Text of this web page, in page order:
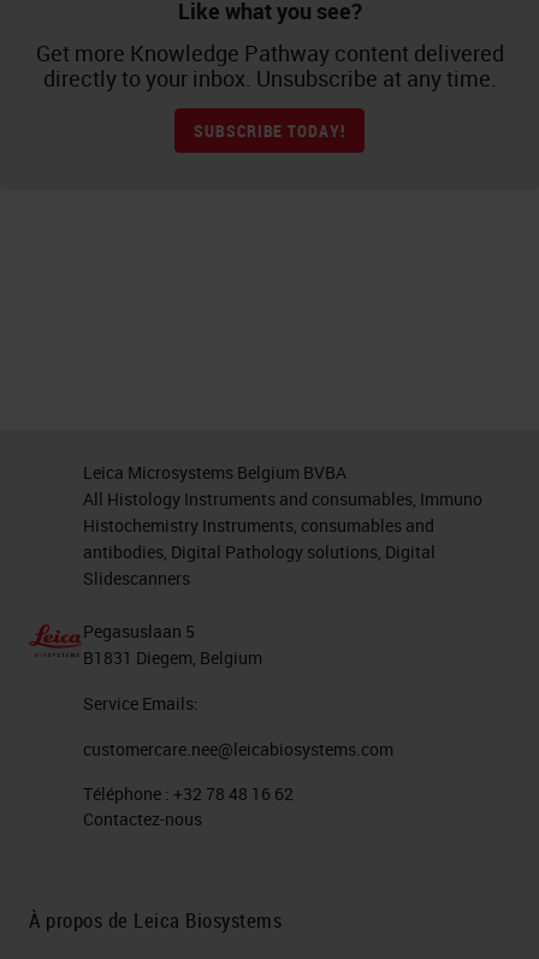
Like what you see?
Get more Knowledge Pathway content delivered
directly to your inbox. Unsubscribe at any time.
SUBSCRIBE TODAY!
Leica Microsystems Belgium BVBA
All Histology Instruments and consumables, Immuno
Histochemistry Instruments, consumables and
antibodies, Digital Pathology solutions, Digital
Slidescanners
Pegasuslaan 5
B1831 Diegem, Belgium
Service Emails:
customercare.nee@leicabiosystems.com
Téléphone : +32 78 48 16 62
Contactez-nous
À propos de Leica Biosystems